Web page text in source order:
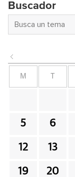
Buscador
M
5 6
12 13
19 20